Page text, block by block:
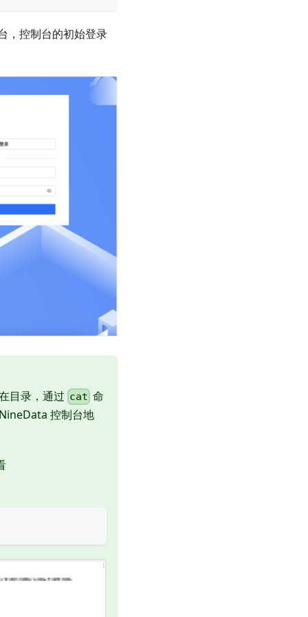
，控制台的初始登录
目录，通过 cat 命
控制台地